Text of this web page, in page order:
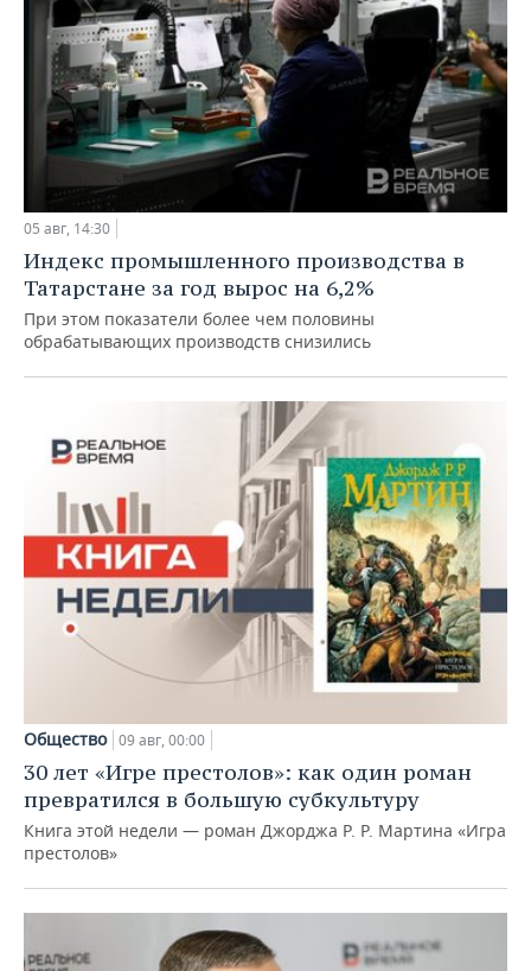
05 авг, 14:30
Индекс промышленного производства в
Татарстане за год вырос на 6,2%
При этом показатели более чем половины
обрабатывающих производств снизились
Общество 09 авг, 00:00
30 лет «Игре престолов»: как один роман
превратился в большую субкультуру
Книга этой недели — роман Джорджа Р. Р. Мартина «Игра
престолов»